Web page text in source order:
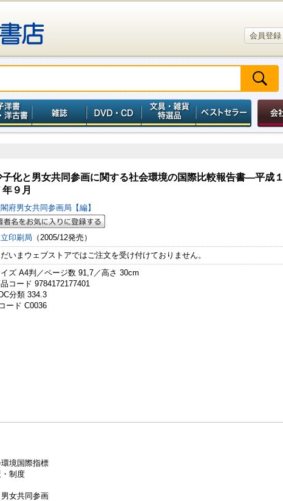
会員登録
子化と男女共同参画に関する社会環境の国際比較報告書―平成１
年９月
府男女共同参画局【編】
立印刷局 （2005/12発売）
いまウェブストアではご注文を受け付けておりません。
ズ A4判／ページ数 91,7／高さ 30cm
コード 9784172177401
分類 334.3
ード C0036
境国際指標
制度
女共同参画